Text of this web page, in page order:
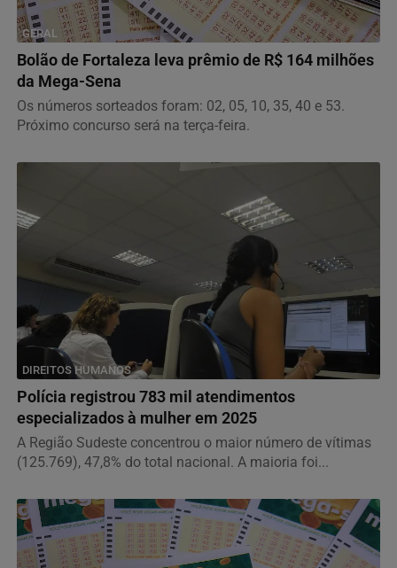
GERAL
Bolão de Fortaleza leva prêmio de R$ 164 milhões
da Mega-Sena
Os números sorteados foram: 02, 05, 10, 35, 40 e 53.
Próximo concurso será na terça-feira.
DIREITOS HUMANOS
Polícia registrou 783 mil atendimentos
especializados à mulher em 2025
A Região Sudeste concentrou o maior número de vítimas
(125.769), 47,8% do total nacional. A maioria foi...